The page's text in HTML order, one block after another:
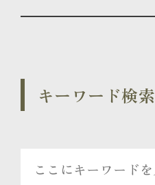
キーワード検索